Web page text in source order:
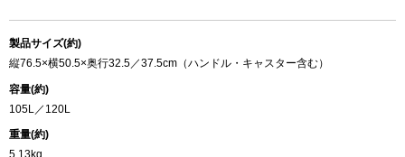
製品サイズ(約)
縦76.5×横50.5×奥行32.5／37.5cm（ハンドル・キャスター含む）
容量(約)
105L／120L
重量(約)
5.13kg